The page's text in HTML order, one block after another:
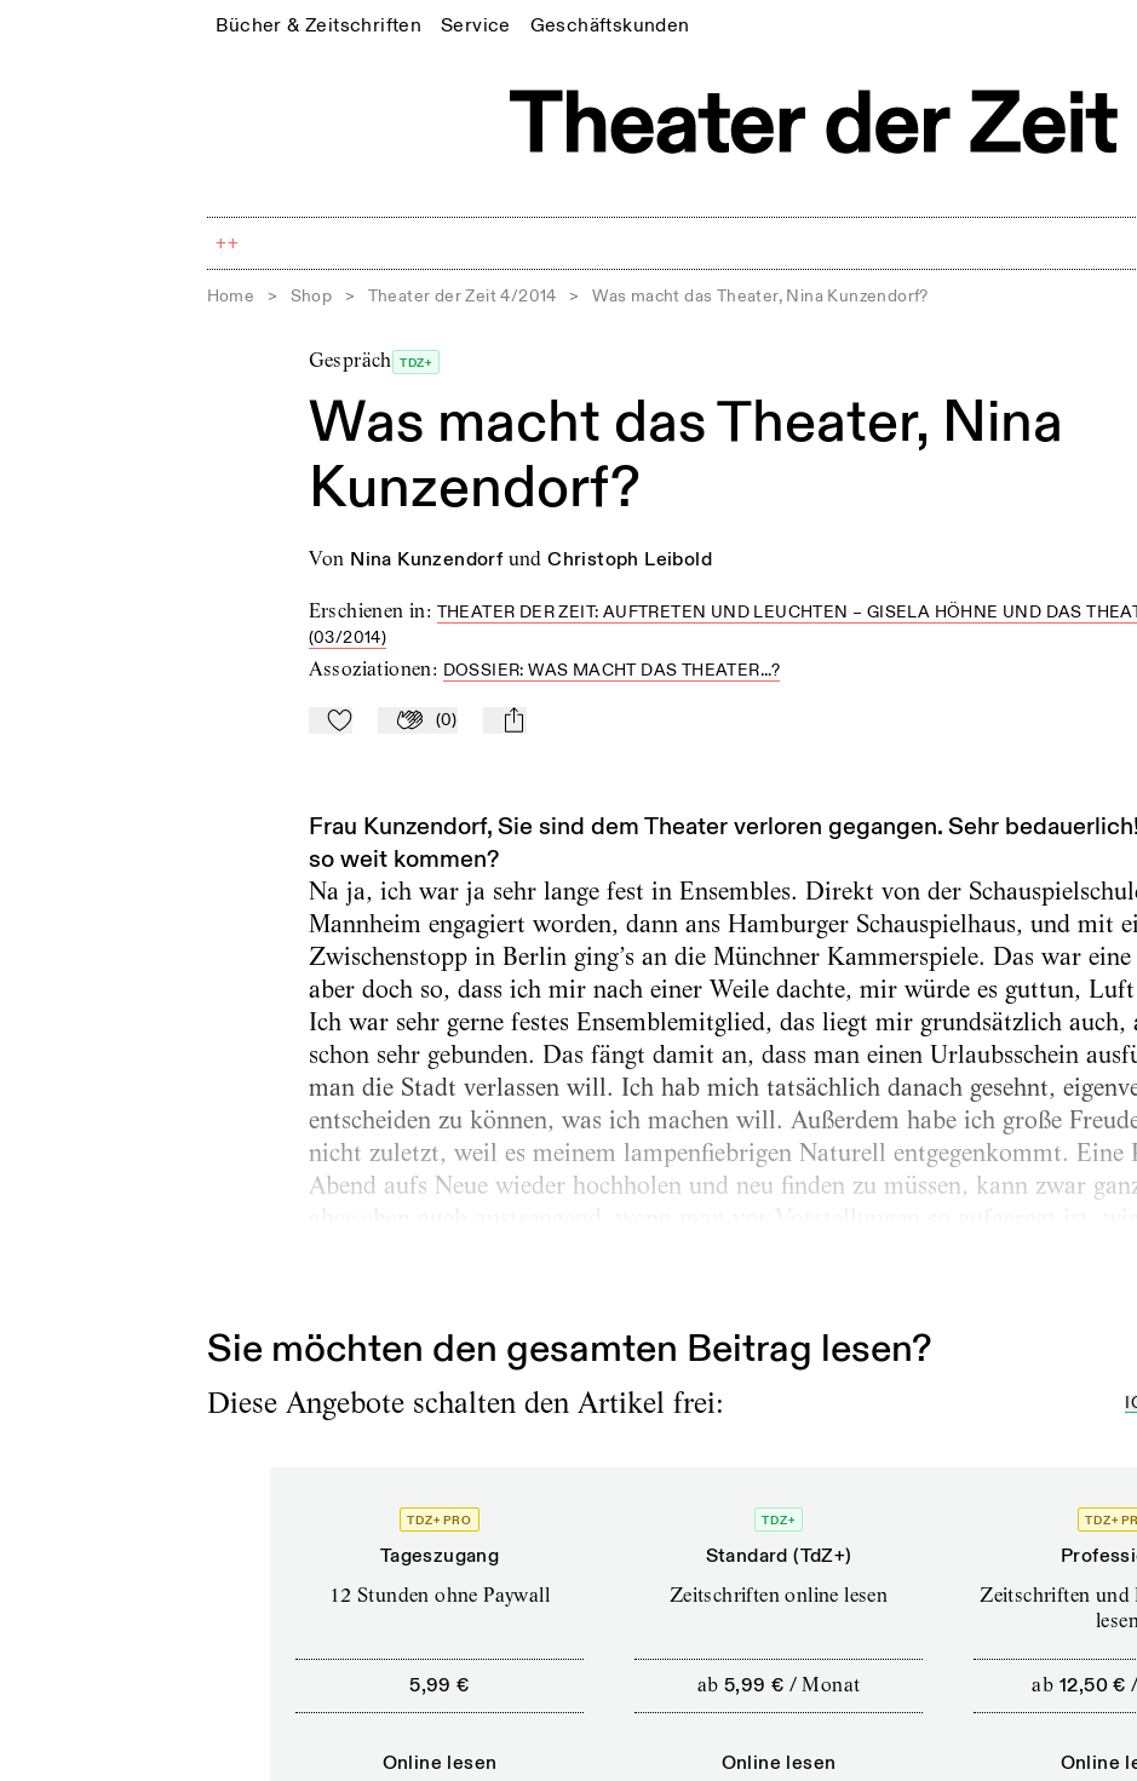
Bücher & Zeitschriften Service Geschäftskunden
++
Home > Shop > Theater der Zeit 4/2014 > Was macht das Theater, Nina Kunzendorf?
Gespräch TDZ+
Was macht das Theater, Nina
Kunzendorf?
von Nina Kunzendorf und Christoph Leibold
Erschienen in: THEATER DER ZEIT: AUFTRETEN UND LEUCHTEN – GISELA HÖHNE UND DAS
(03/2014)
Assoziationen: DOSSIER: WAS MACHT DAS THEATER...?
Zu Mein-TdZ hinzufügen
Applaudieren
(0) mail
Frau Kunzendorf, Sie sind dem Theater verloren gegangen. Sehr
so weit kommen?
Na ja, ich war ja sehr lange fest in Ensembles. Direkt von der
Mannheim engagiert worden, dann ans Hamburger Schauspielhaus, und mit
Zwischenstopp in Berlin ging’s an die Münchner Kammerspiele. Das war
aber doch so, dass ich mir nach einer Weile dachte, mir würde es guttun, Luft
Ich war sehr gerne festes Ensemblemitglied, das liegt mir grundsätzlich auch,
schon sehr gebunden. Das fängt damit an, dass man einen Urlaubsschein
man die Stadt verlassen will. Ich hab mich tatsächlich danach gesehnt,
entscheiden zu können, was ich machen will. Außerdem habe ich große
nicht zuletzt, weil es meinem lampenfiebrigen Naturell entgegenkommt. Eine
Abend aufs Neue wieder hochholen und neu finden zu müssen, kann zwar
Sie möchten den gesamten Beitrag lesen?
Diese Angebote schalten den Artikel frei:
TDZ+ PRO
Tageszugang
12 Stunden ohne Paywall
5,99 €
Online lesen
TDZ+
Standard (TdZ+)
Zeitschriften online lesen
ab 5,99 € /Monat
Online lesen
TDZ+
Zeitschriften und
lesen
ab 12,50 €
Online